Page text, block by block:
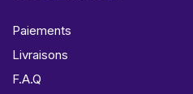
Paiements
Livraisons
F.A.Q